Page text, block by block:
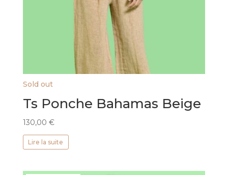
Sold out
Ts Ponche Bahamas Beige
130,00 €
Lire la suite